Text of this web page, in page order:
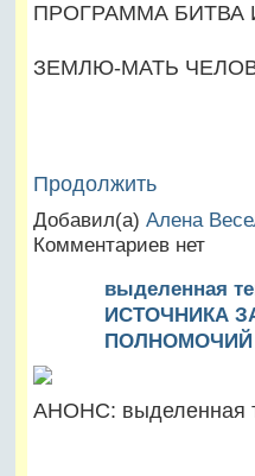
ПРОГРАММА БИТВА
ЗЕМЛЮ-МАТЬ
Продолжить
Добавил(а) Алена
Комментариев нет
выделенная
ИСТОЧНИКА
ПОЛНОМОЧИЙ
АНОНС: выделенная